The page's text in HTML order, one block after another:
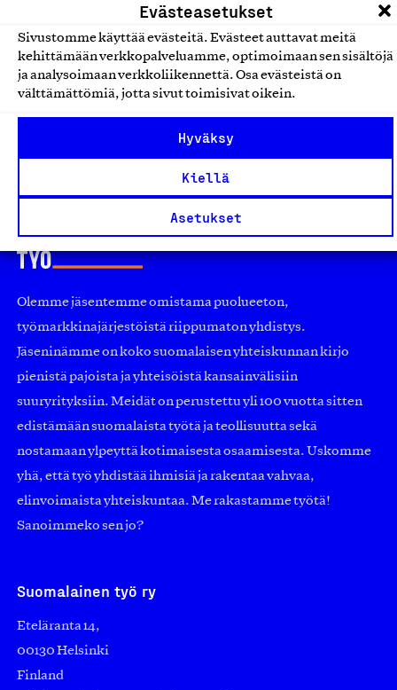
Evästeasetukset
Sivustomme käyttää evästeitä. Evästeet auttavat meitä
kehittämään verkkopalveluamme, optimoimaan sen sisältöjä
ja analysoimaan verkkoliikennettä. Osa evästeistä on
välttämättömiä, jotta sivut toimisivat oikein.
Hyväksy
Kiellä
Asetukset
Lemmikkien ruoka
Pure Muikku koiranherkku
Tahvon Pippuri Oy, Tuote
Olemme jäsentemme omistama puolueeton,
työmarkkinajärjestöistä riippumaton yhdistys.
Jäseninämme on koko suomalaisen yhteiskunnan kirjo
pienistä pajoista ja yhteisöistä kansainvälisiin
suuryrityksiin. Meidät on perustettu yli 100 vuotta sitten
edistämään suomalaista työtä ja teollisuutta sekä
nostamaan ylpeyttä kotimaisesta osaamisesta. Uskomme
yhä, että työ yhdistää ihmisiä ja rakentaa vahvaa,
elinvoimaista yhteiskuntaa. Me rakastamme työtä!
Sanoimmeko sen jo?
Suomalainen työ ry
Eteläranta 14,
00130 Helsinki
Finland